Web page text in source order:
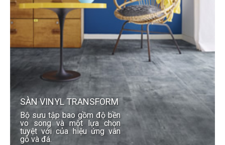
SÀN VINYL TRANSFORM
Bộ sưu tập bao gồm độ bền
vo song và một lựa chọn
tuyệt với của hiệu ứng vân
gỗ và đá.